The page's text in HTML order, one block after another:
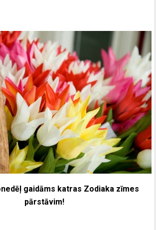
gaidāms katras Zodiaka zīmes
pārstāvim!